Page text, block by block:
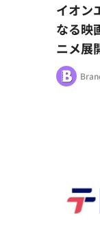
イオン
なる映
ニメ展